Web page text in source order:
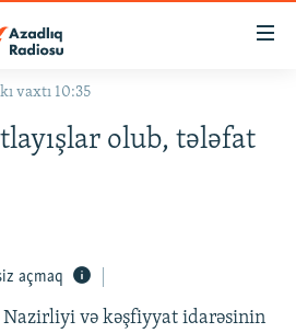
vaxtı 10:35
olub, tələfat
açmaq
Nazirliyi və kəşfiyyat idarəsinin